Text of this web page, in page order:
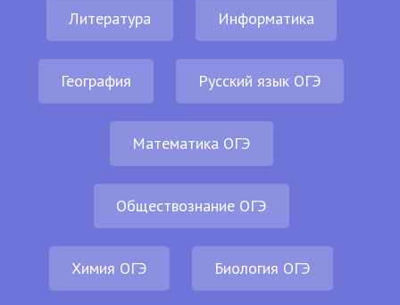
Литература Информатика
География Русский язык ОГЭ
Математика ОГЭ
Обществознание ОГЭ
Химия ОГЭ Биология ОГЭ